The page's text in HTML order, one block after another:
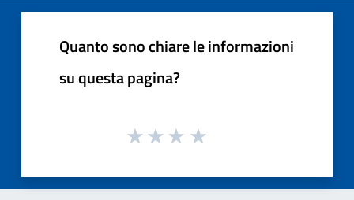
Quanto sono chiare le informazioni
su questa pagina?